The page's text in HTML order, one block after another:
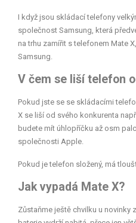
I když jsou skládací telefony
společnost Samsung, která
na trhu zamířit s telefonem Mate
Samsung.
V čem se liší telefon
Pokud jste se se skládacími
X se liší od svého konkurenta
budete mít úhlopříčku až osm
společnosti Apple.
Pokud je telefon složený, má
Jak vypadá Mate X?
Zůstaňme ještě chvilku u novinky